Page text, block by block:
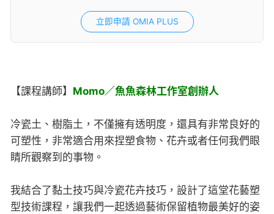
立即申請 OMIA PLUS
【課程講師】 Momo／魚魚森林工作室創辦人
冷瓷土、樹脂土，不僅擁有透明度，還具有非常良好的
可塑性，非常適合用來捏塑食物、花卉或者任何我們眼
睛所觀察到的事物。
我結合了黏土技巧與冷瓷花卉技巧，設計了這堂花藝塑
型技術課程，讓我們一起透過藝術保留植物最美好的姿